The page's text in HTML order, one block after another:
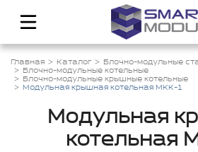
Главная Каталог
Блочно-модульные
Блочно-модульные котельные
Блочно-модульные крышные котельные
Модульная крышная котельная МКК-1
Модульная
котельная